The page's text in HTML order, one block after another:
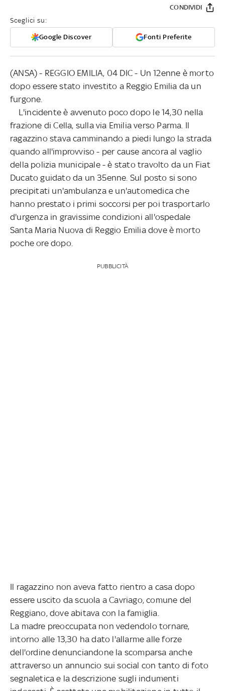
Sceglici su:
Google Discover Fonti Preferite
CONDIVIDI
(ANSA) - REGGIO EMILIA, 04 DIC - Un 12enne è morto
dopo essere stato investito a Reggio Emilia da un
furgone.
L'incidente è avvenuto poco dopo le 14,30 nella
frazione di Cella, sulla via Emilia verso Parma. Il
ragazzino stava camminando a piedi lungo la strada
quando all'improvviso - per cause ancora al vaglio
della polizia municipale - è stato travolto da un Fiat
Ducato guidato da un 35enne. Sul posto si sono
precipitati un'ambulanza e un'automedica che
hanno prestato i primi soccorsi per poi trasportarlo
d'urgenza in gravissime condizioni all'ospedale
Santa Maria Nuova di Reggio Emilia dove è morto
poche ore dopo.
PUBBLICITÀ
Il ragazzino non aveva fatto rientro a casa dopo
essere uscito da scuola a Cavriago, comune del
Reggiano, dove abitava con la famiglia.
La madre preoccupata non vedendolo tornare,
intorno alle 13,30 ha dato l'allarme alle forze
dell'ordine denunciandone la scomparsa anche
attraverso un annuncio sui social con tanto di foto
segnaletica e la descrizione sugli indumenti